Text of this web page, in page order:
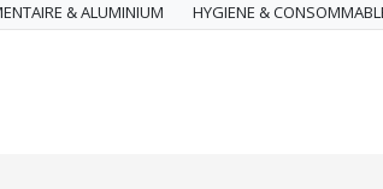
& ALUMINIUM
HYGIENE &